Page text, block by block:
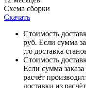
Схема сборки
Скачать
Стоимость
руб. Если сумма
,то доставка
Стоимость
Если сумма
расчёт
доставки из